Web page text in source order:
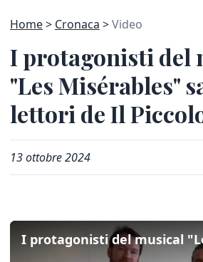
Home Cronaca Video
I protagonisti del
"Les Misérables"
lettori de Il
13 ottobre 2024